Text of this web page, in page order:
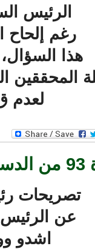
الرئيس
رغم إلحاح
السؤال،
لعدم ق
تصريحات
عن الرئيس
اشدو